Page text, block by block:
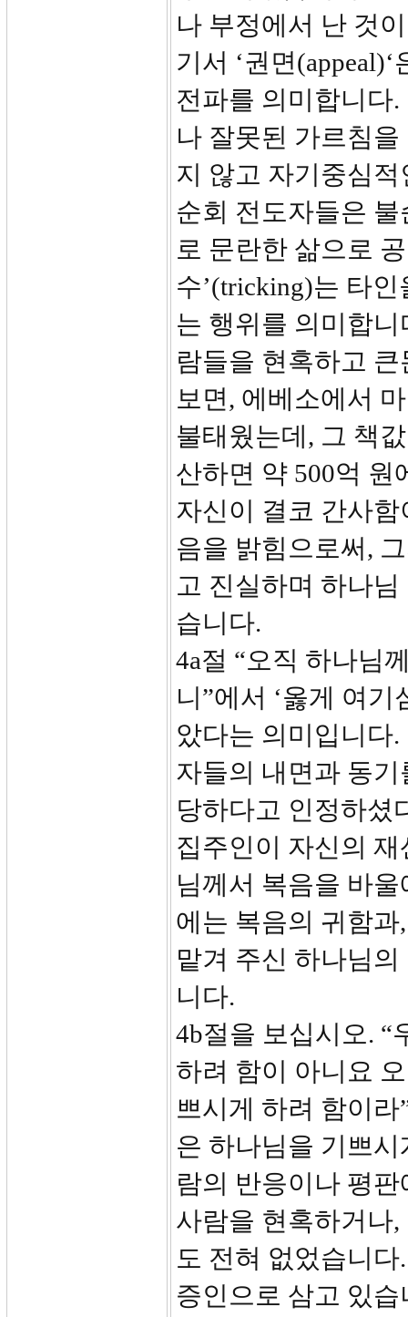
나 부정에서 난 것
기서 ‘권면
전파를 의미합니다.
나 잘못된 가르침을
지 않고 자기중심
순회 전도자들은
로 문란한 삶으로
수’(tricking)는 타
는 행위를 의미합
람들을 현혹하고
보면, 에베소에서
불태웠는데, 그 책
산하면 약 500억 원
자신이 결코 간사
음을 밝힘으로써,
고 진실하며 하나
습니다.
4a절 “오직 하나님
니”에서 ‘옳게 여
았다는 의미입니다
자들의 내면과 동
당하다고 인정하셨
집주인이 자신의
님께서 복음을 바
에는 복음의 귀함
맡겨 주신 하나님
니다.
4b절을 보십시오. “
하려 함이 아니요
쁘시게 하려 함이
은 하나님을 기쁘
람의 반응이나 평
사람을 현혹하거나
도 전혀 없었습니
증인으로 삼고 있